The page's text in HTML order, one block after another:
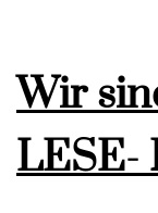
Wir
LESE-